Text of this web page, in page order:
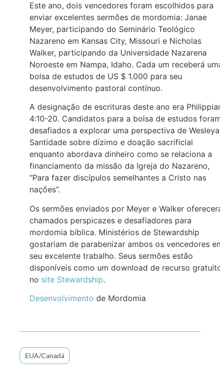
Este ano, dois vencedores foram escolhidos para
enviar excelentes sermões de mordomia: Janae
Meyer, participando do Seminário Teológico
Nazareno em Kansas City, Missouri e Nicholas
Walker, participando da Universidade Nazarena
Noroeste em Nampa, Idaho. Cada um receberá
bolsa de estudos de US $ 1.000 para seu
desenvolvimento pastoral contínuo.
A designação de escrituras deste ano era
4:10-20. Candidatos para a bolsa de estudos
desafiados a explorar uma perspectiva de
Santidade sobre dízimo e doação sacrificial
enquanto abordava dinheiro como se relaciona a
financiamento da missão da Igreja do Nazareno,
“Para fazer discípulos semelhantes a Cristo nas
nações”.
Os sermões enviados por Meyer e Walker
chamados perspicazes e desafiadores para
mordomia bíblica. Ministérios de Stewardship
gostariam de parabenizar ambos os vencedores
seu excelente trabalho. Seus sermões estão
disponíveis como um download de recurso
no site Stewardship.
Desenvolvimento de Mordomia
EUA/Canadá